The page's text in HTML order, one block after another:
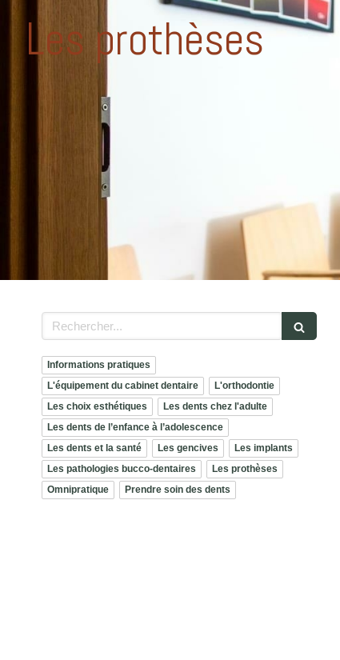
Les prothèses
Rechercher
Informations pratiques
L'équipement du cabinet dentaire
L'orthodontie
Les choix esthétiques
Les dents chez l'adulte
Les dents de l’enfance à l’adolescence
Les dents et la santé
Les gencives
Les implants
Les pathologies bucco-dentaires
Les prothèses
Omnipratique
Prendre soin des dents